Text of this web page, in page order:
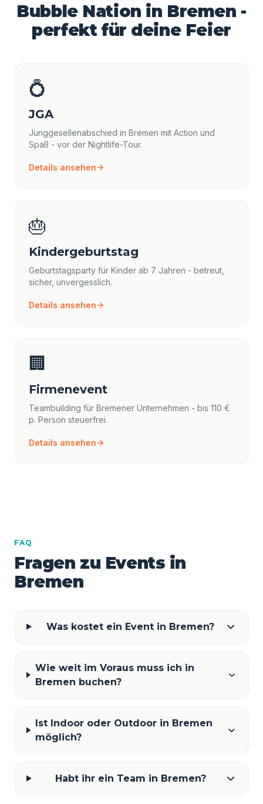
Bubble Nation in Bremen -
perfekt für deine Feier
💍
JGA
Junggesellenabschied in Bremen mit Action und
Spaß - vor der Nightlife-Tour.
Details ansehen
🎂
Kindergeburtstag
Geburtstagsparty für Kinder ab 7 Jahren - betreut,
sicher, unvergesslich.
Details ansehen
🏢
Firmenevent
Teambuilding für Bremener Unternehmen - bis 110 €
p. Person steuerfrei.
Details ansehen
FAQ
Fragen zu Events in
Bremen
Was kostet ein Event in Bremen?
Wie weit im Voraus muss ich in
Bremen buchen?
Ist Indoor oder Outdoor in Bremen
möglich?
Habt ihr ein Team in Bremen?